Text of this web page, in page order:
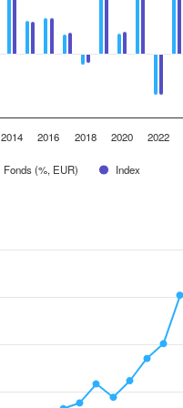
Fonds (%, EUR) Index
2014 2016 2018 2020 2022